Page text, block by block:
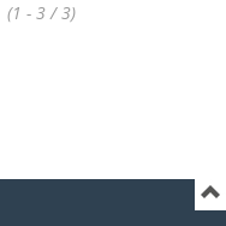
(1 - 3 / 3)